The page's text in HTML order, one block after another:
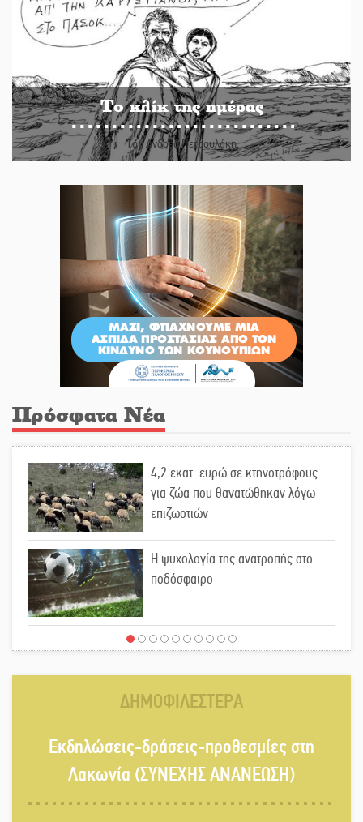
Το κλίκ της ημέρας
Του Ανδρέα Πετρουλάκη
Πρόσφατα Νέα
4,2 εκατ. ευρώ σε κτηνοτρόφους
για ζώα που θανατώθηκαν λόγω
επιζωοτιών
Η ψυχολογία της ανατροπής στο
ποδόσφαιρο
Ένα «ταξίδι» τέχνης και χρωμάτων
τέχνη της πέτρας
ΔΗΜΟΦΙΛΕΣΤΕΡΑ
Εκδηλώσεις-δράσεις-προθεσμίες στη
Λακωνία (ΣΥΝΕΧΗΣ ΑΝΑΝΕΩΣΗ)